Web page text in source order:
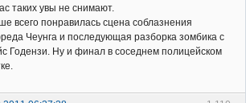
таких увы не снимают.
всего понравилась сцена соблазнения
Чеунга и последующая разборка зомбика с
Годензи. Ну и финал в соседнем полицейском